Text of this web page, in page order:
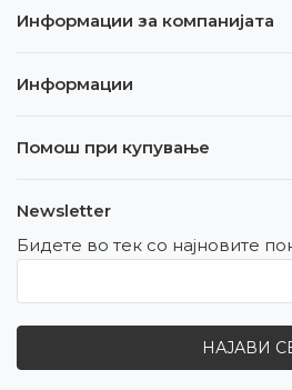
Информации за компанијата
Информации
Помош при купување
Newsletter
Бидете во тек со најновите
НАЈАВИ